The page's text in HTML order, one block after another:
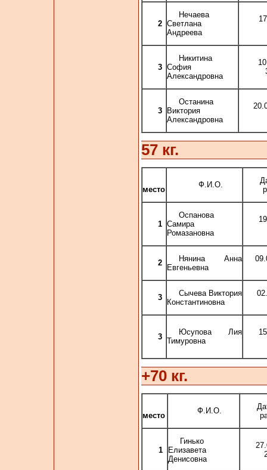
2
Нечаева
Светлана
Андреева
3
Никитина
София
Александровна
3
Останина
Виктория
Александровна
57 кг.
место
Ф.И.О.
1
Оспанова
Самира
Ромазановна
2
Нянина Анна
Евгеньевна
3
Сычева Виктория
Константиновна
3
Юсупова Лия
Тимуровна
+70 кг.
место
Ф.И.О.
1
Гинько
Елизавета
Денисовна